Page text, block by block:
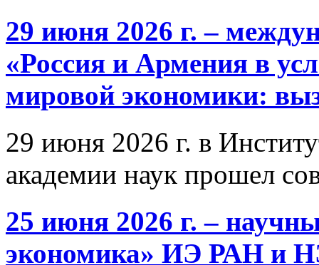
29 июня 2026 г. –
«Россия и Армения в
мировой экономики:
29 июня 2026 г. в
академии наук прошел
25 июня 2026 г. –
экономика» ИЭ РАН и